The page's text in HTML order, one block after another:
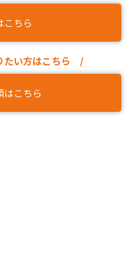
こちら
たい方はこちら /
はこちら